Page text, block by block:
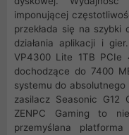
imponującej
przekłada się na szybki
działania aplikacji i
VP4300 Lite 1TB PCIe
dochodzące do 7400
systemu do absolutnego
zasilacz Seasonic G12
ZENPC Gaming to
przemyślana